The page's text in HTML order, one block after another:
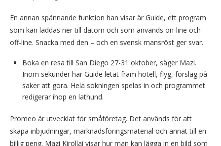
En annan spännande funktion han visar är Guide, ett program
som kan laddas ner till datorn och som används on-line och
off-line. Snacka med den – och en svensk mansröst ger svar.
Boka en resa till San Diego 27-31 oktober, säger Mazi.
Inom sekunder har Guide letat fram hotell, flyg, förslag på
saker att göra. Hela sökningen spelas in och programmet
redigerar ihop en lathund.
Promeo är utvecklat för småföretag. Det används för att
skapa inbjudningar, marknadsföringsmaterial och annat till en
billig peng. Mazi Kirollai visar hur man kan lägga in en bild som